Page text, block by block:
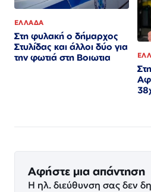
ΕΛΛΑΔΑ
Στη φυλακή ο δήμαρχος
Στυλίδας και άλλοι δύο για
την φωτιά στη Βοιωτια
Αφήστε μια απάντηση
Η ηλ. διεύθυνση σας δεν